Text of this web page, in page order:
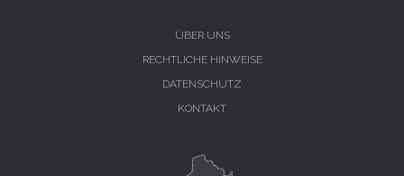
ÜBER UNS
RECHTLICHE HINWEISE
DATENSCHUTZ
KONTAKT